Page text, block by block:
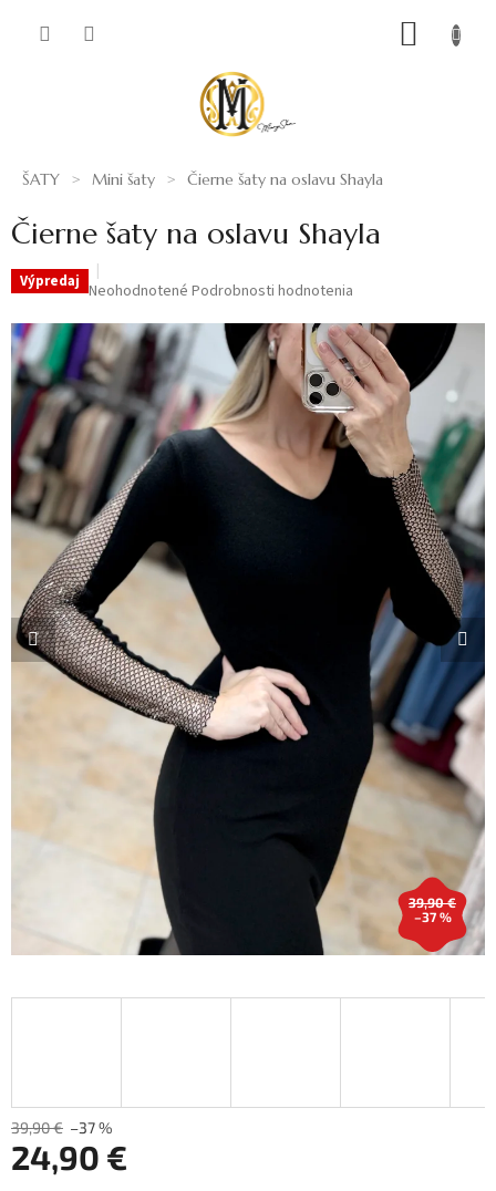
ŠATY Mini šaty Čierne šaty na oslavu Shayla
Čierne šaty na oslavu Shayla
Výpredaj Priemerné
produktu
je
0,0
z
5
hviezdičiek.
Neohodnotené Podrobnosti hodnotenia
39,90 €
–37 %
39,90 € –37 %
24,90 €